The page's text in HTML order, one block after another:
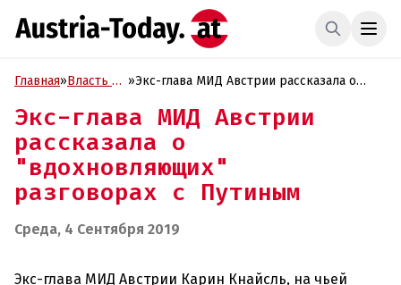
Главная»Власть и
»Экс-глава МИД Австрии рассказала о
Экс-глава МИД Австрии
рассказала о
"вдохновляющих"
разговорах с Путиным
Среда, 4 Сентября 2019
Экс-глава МИД Австрии Карин Кнайсль, на чьей